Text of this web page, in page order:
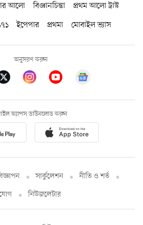
আলো বিজ্ঞানচিন্তা
প্রথম আলো ট্রাস্ট
ইপেপার প্রথমা মোবাইল ভ্যাস
অনুসরণ করুন
অ্যাপস ডাউনলোড করুন
সার্কুলেশন
নীতি ও শর্ত
নিউজলেটার